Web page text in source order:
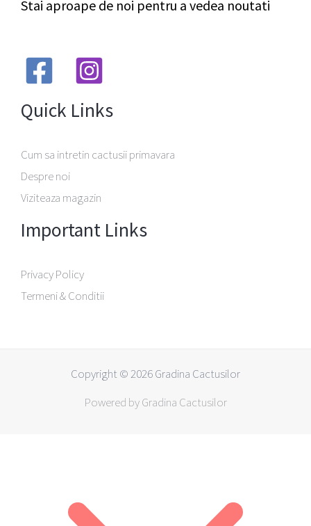
Stai aproape de noi pentru a vedea noutati
Quick Links
Cum sa intretin cactusii primavara
Despre noi
Viziteaza magazin
Important Links
Privacy Policy
Termeni & Conditii
Copyright © 2026 Gradina Cactusilor
Powered by Gradina Cactusilor